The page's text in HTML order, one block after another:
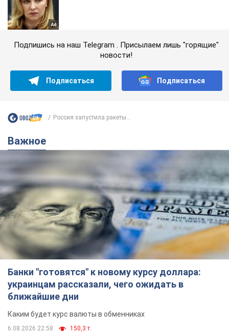
Подпишись на наш Telegram . Присылаем лишь "горящие"
новости!
Подписаться Подписаться
Россия запустила ракеты...
Важное
Банки "готовятся" к новому курсу доллара:
украинцам рассказали, чего ожидать в
ближайшие дни
Каким будет курс валюты в обменниках
6.08.2026 22:58 150,3 т.